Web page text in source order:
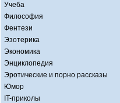
Учеба
Философия
Фентези
Эзотерика
Экономика
Энциклопедия
Эротические и порно рассказы
Юмор
IT-приколы